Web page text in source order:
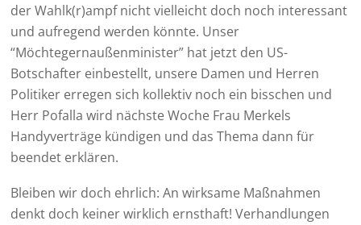
der Wahlk(r)ampf nicht vielleicht doch noch interessant
und aufregend werden könnte. Unser
“Möchtegernaußenminister” hat jetzt den US-
Botschafter einbestellt, unsere Damen und Herren
Politiker erregen sich kollektiv noch ein bisschen und
Herr Pofalla wird nächste Woche Frau Merkels
Handyverträge kündigen und das Thema dann für
beendet erklären.
Bleiben wir doch ehrlich: An wirksame Maßnahmen
denkt doch keiner wirklich ernsthaft! Verhandlungen